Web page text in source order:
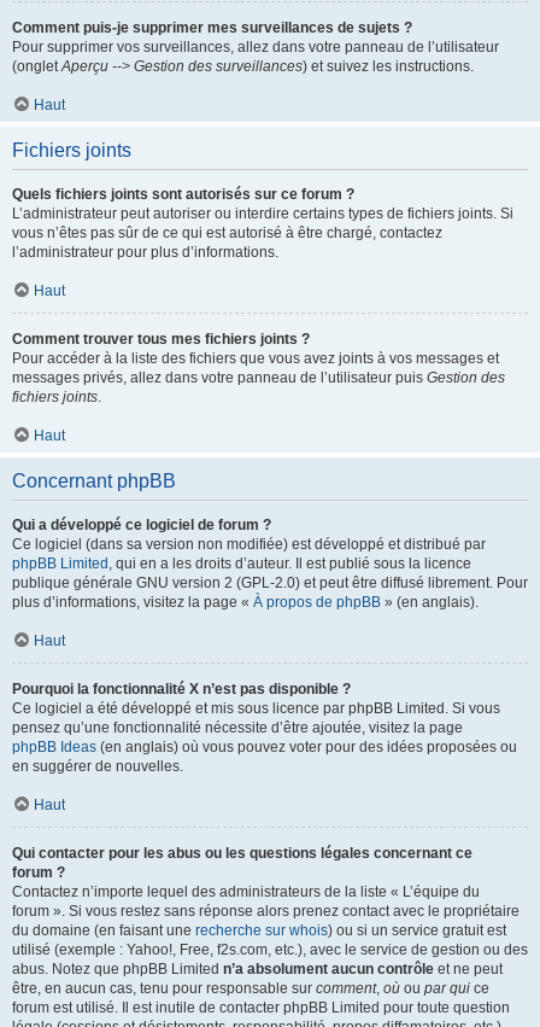
Comment puis-je supprimer mes surveillances de sujets ?
Pour supprimer vos surveillances, allez dans votre panneau de l’utilisateur
(ongletAperçu --> Gestion des surveillances) et suivez les instructions.
Haut
Fichiers joints
Quels fichiers joints sont autorisés sur ce forum ?
L’administrateur peut autoriser ou interdire certains types de fichiers joints. Si
vous n’êtes pas sûr de ce qui est autorisé à être chargé, contactez
l’administrateur pour plus d’informations.
Haut
Comment trouver tous mes fichiers joints ?
Pour accéder à la liste des fichiers que vous avez joints à vos messages et
messages privés, allez dans votre panneau de l’utilisateur puis Gestion des
fichiers joints.
Haut
Concernant phpBB
Qui a développé ce logiciel de forum ?
Ce logiciel (dans sa version non modifiée) est développé et distribué par
phpBB Limited , qui en a les droits d’auteur. Il est publié sous la licence
publique générale GNU version 2 (GPL-2.0) et peut être diffusé librement. Pour
plus d’informations, visitez la page « À propos de phpBB » (en anglais).
Haut
Pourquoi la fonctionnalité X n’est pas disponible ?
Ce logiciel a été développé et mis sous licence par phpBB Limited. Si vous
pensez qu’une fonctionnalité nécessite d’être ajoutée, visitez la page
phpBB Ideas (en anglais) où vous pouvez voter pour des idées proposées ou
en suggérer de nouvelles.
Haut
Qui contacter pour les abus ou les questions légales concernant ce
forum ?
Contactez n’importe lequel des administrateurs de la liste « L’équipe du
forum ». Si vous restez sans réponse alors prenez contact avec le propriétaire
du domaine (en faisant une recherche sur whois) ou si un service gratuit est
utilisé (exemple : Yahoo!, Free, f2s.com, etc.), avec le service de gestion ou des
abus. Notez que phpBB Limited n’a absolument aucun contrôle et ne peut
être, en aucun cas, tenu pour responsable sur comment, où ou par qui ce
forum est utilisé. Il est inutile de contacter phpBB Limited pour toute question